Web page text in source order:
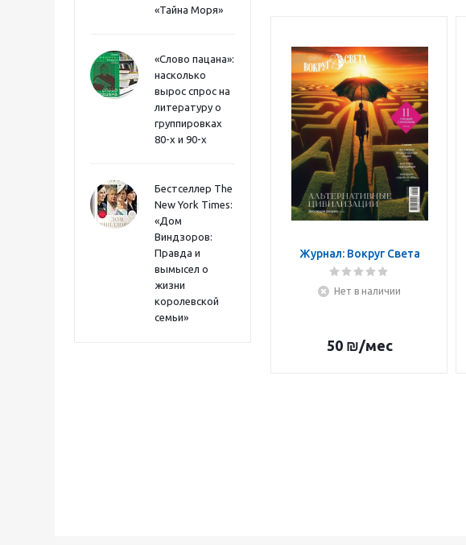
«Тайна Моря»
«Слово пацана»:
насколько
вырос спрос на
литературу о
группировках
80-х и 90-х
Бестселлер The
New York Times:
«Дом
Виндзоров:
Правда и
вымысел о
жизни
королевской
семьи»
Журнал: Вокруг Света
Нет в наличии
50₪/мес